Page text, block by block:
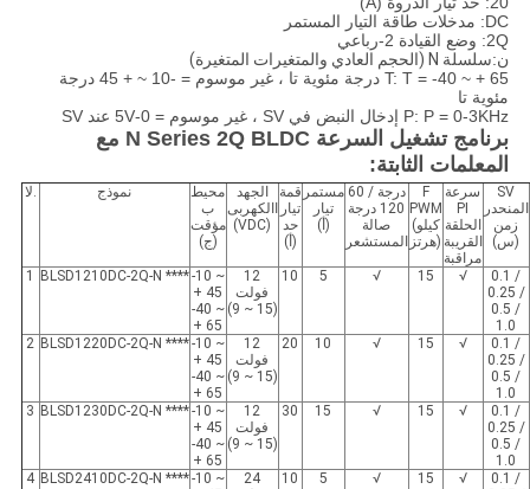
DC: مدخلات طاقة التيار المستمر
2Q: وضع القيادة 2-رباعي
ن:سلسلة N (الحجم العادي والمتغيرات المتغيرة)
T: T = -40 ~ + 65 درجة مئوية تا ، غير موسوم = -10 ~ + 45 درجة
مئوية تا
P: P = 0-3KHz إدخال النبض في SV ، غير موسوم = 0-5V عند SV
برنامج تشغيل السرعة N Series 2Q BLDC مع
المعلمات الثابتة:
لا. نموذج
محيط
ب
مؤقت
(ج)
الجهد
االكهربى
(VDC)
قمة
تيار
حد
(أ)
مستمر
تيار
(أ)
60 درجة /
120 درجة
صالة
المستشعر
F
PWM
(كيلو
هرتز)
سرعة
PI
الحلقة
القريبة
مراقبة
SV
المنحدر
زمن
(س)
1 BLSD1210DC-2Q-N ****-10 ~
+ 45
-40 ~
+ 65
12
فولت
(9 ~ 15)
10 5 √ 15 √
0.1 /
0.25 /
0.5 /
1.0
2 BLSD1220DC-2Q-N ****-10 ~
+ 45
-40 ~
+ 65
12
فولت
(9 ~ 15)
20 10 √ 15 √
0.1 /
0.25 /
0.5 /
1.0
3 BLSD1230DC-2Q-N ****-10 ~
+ 45
-40 ~
+ 65
12
فولت
(9 ~ 15)
30 15 √ 15 √
0.1 /
0.25 /
0.5 /
1.0
4 BLSD2410DC-2Q-N ****-10 ~
24
10 5 √ 15 √
0.1 /